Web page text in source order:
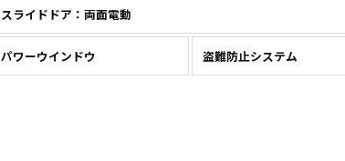
スライドドア：両面電動
パワーウインドウ 盗難防止システム